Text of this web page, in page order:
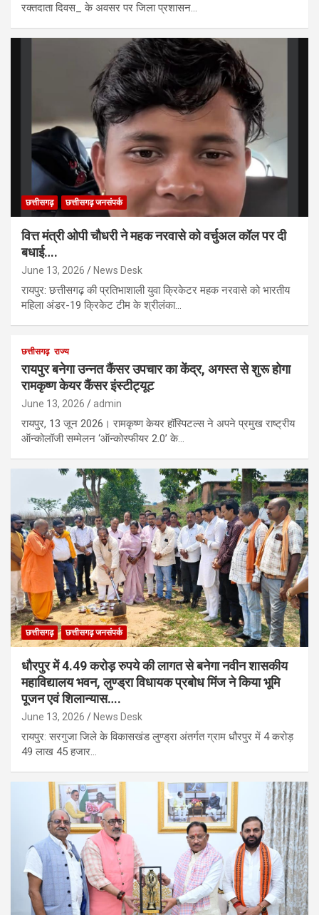
रक्तदाता दिवस_ के अवसर पर जिला प्रशासन…
छत्तीसगढ़ छत्तीसगढ़ जनसंपर्क
वित्त मंत्री ओपी चौधरी ने महक नरवासे को वर्चुअल कॉल पर दी
बधाई….
June 13, 2026 News Desk
रायपुर: छत्तीसगढ़ की प्रतिभाशाली युवा क्रिकेटर महक नरवासे को भारतीय
महिला अंडर-19 क्रिकेट टीम के श्रीलंका…
छत्तीसगढ़ राज्य
रायपुर बनेगा उन्नत कैंसर उपचार का केंद्र, अगस्त से शुरू होगा
रामकृष्ण केयर कैंसर इंस्टीट्यूट
June 13, 2026 admin
रायपुर, 13 जून 2026। रामकृष्ण केयर हॉस्पिटल्स ने अपने प्रमुख राष्ट्रीय
ऑन्कोलॉजी सम्मेलन ‘ऑन्कोस्फीयर 2.0’ के…
छत्तीसगढ़ छत्तीसगढ़ जनसंपर्क
धौरपुर में 4.49 करोड़ रुपये की लागत से बनेगा नवीन शासकीय
महाविद्यालय भवन, लुण्ड्रा विधायक प्रबोध मिंज ने किया भूमि
पूजन एवं शिलान्यास….
June 13, 2026 News Desk
रायपुर: सरगुजा जिले के विकासखंड लुण्ड्रा अंतर्गत ग्राम धौरपुर में 4 करोड़
49 लाख 45 हजार…